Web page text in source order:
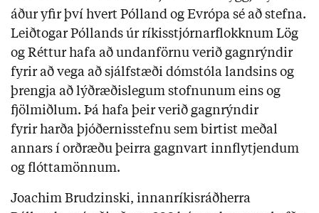
áður yfir því hvert Pólland og Evrópa sé að stefna.
Leiðtogar Póllands úr ríkisstjórnarflokknum Lög
og Réttur hafa að undanförnu verið gagnrýndir
fyrir að vega að sjálfstæði dómstóla landsins og
þrengja að lýðræðislegum stofnunum eins og
fjölmiðlum. Þá hafa þeir verið gagnrýndir
fyrir harða þjóðernisstefnu sem birtist meðal
annars í orðræðu þeirra gagnvart innflytjendum
og flóttamönnum.
Joachim Brudzinski, innanríkisráðherra